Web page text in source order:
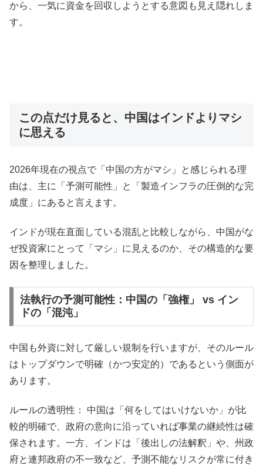
から、一気に資金を回収しようとする意図も見え隠れしま
す。
この点だけ見ると、中国はインドよりマシ
に思える
2026年現在の視点で「中国の方がマシ」と感じられる理
由は、主に「予測可能性」と「製造インフラの圧倒的な完
成度」にあると言えます。
インドが現在直面している混乱と比較しながら、中国がな
ぜ投資家にとって「マシ」に見えるのか、その構造的な要
因を整理しました。
法執行の予測可能性：中国の「強権」 vs イン
ドの「混沌」
中国も外資に対して厳しい規制を行いますが、そのルール
はトップダウンで明確（かつ安定的）であるという側面が
あります。
ルールの透明性： 中国は「何をしてはいけないか」が比
較的明確で、政府の意向に沿っていれば事業の継続性は確
保されます。一方、インドは「後出しの法解釈」や、州政
府と連邦政府の不一致など、予測不能なリスクが常に付き